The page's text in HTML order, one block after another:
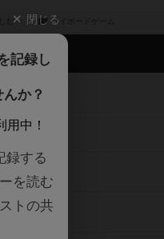
むー マイボードゲーム
閉じる
記録し
か？
用中！
録する
を読む
トの共